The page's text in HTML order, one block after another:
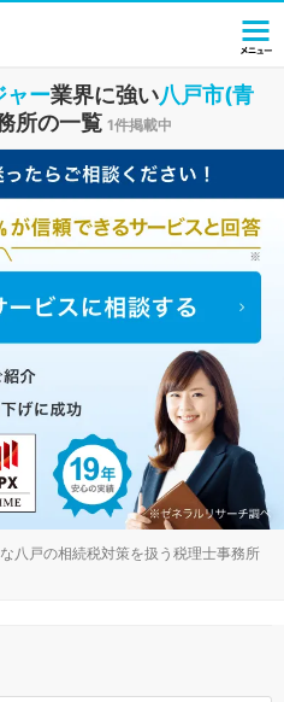
ャー業界に強い八戸市(青
所の一覧 1件掲載中
八戸の相続税対策を扱う税理士事務所